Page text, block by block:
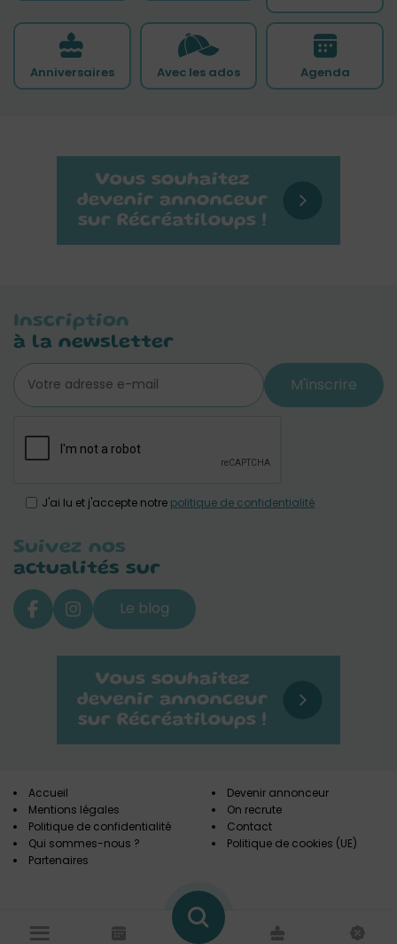
Anniversaires Avec les ados Agenda
Inscription
à la newsletter
M'inscrire
J'ai lu et j'accepte notre politique de confidentialité
Suivez nos
actualités sur
Le blog
Accueil
Mentions légales
Politique de confidentialité
Qui sommes-nous ?
Partenaires
Devenir annonceur
On recrute
Contact
Politique de cookies (UE)